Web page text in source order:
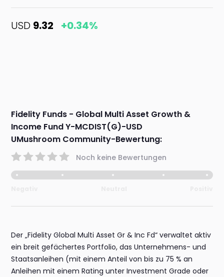
USD 9.32 +0.34%
Fidelity Funds - Global Multi Asset Growth &
Income Fund Y-MCDIST(G)-USD
UMushroom Community-Bewertung:
Noch keine Bewertungen
Der „Fidelity Global Multi Asset Gr & Inc Fd“ verwaltet aktiv
ein breit gefächertes Portfolio, das Unternehmens- und
Staatsanleihen (mit einem Anteil von bis zu 75 % an
Anleihen mit einem Rating unter Investment Grade oder